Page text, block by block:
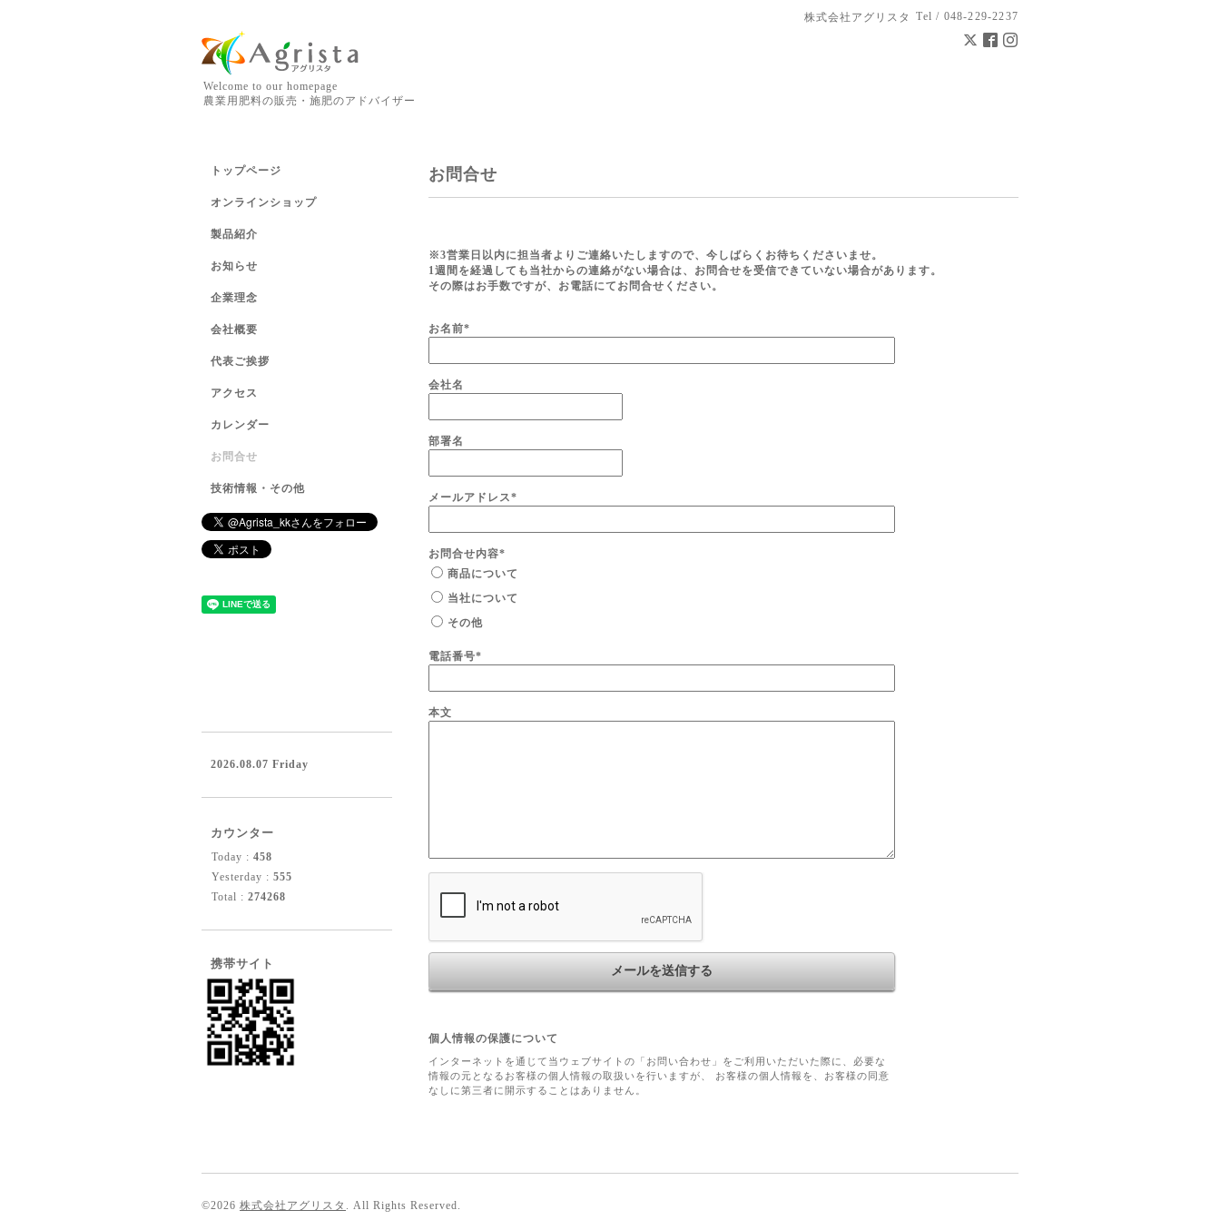
株式会社アグリスタ Tel / 048-229-2237
Welcome to our homepage
農業用肥料の販売・施肥のアドバイザー
お問合せ
※3営業日以内に担当者よりご連絡いたしますので、今しばらくお待ちくださいませ。
1週間を経過しても当社からの連絡がない場合は、お問合せを受信できていない場合があります。
その際はお手数ですが、お電話にてお問合せください。
お名前*
会社名
部署名
メールアドレス*
お問合せ内容*
商品について
当社について
その他
電話番号*
本文
個人情報の保護について
インターネットを通じて当ウェブサイトの「お問い合わせ」をご利用いただいた際に、必要な
情報の元となるお客様の個人情報の取扱いを行いますが、 お客様の個人情報を、お客様の同意
なしに第三者に開示することはありません。
トップページ
オンラインショップ
製品紹介
お知らせ
企業理念
会社概要
代表ご挨拶
アクセス
カレンダー
お問合せ
技術情報・その他
2026.08.07 Friday
カウンター
Today : 458
Yesterday : 555
Total : 274268
携帯サイト
©2026 株式会社アグリスタ . All Rights Reserved.